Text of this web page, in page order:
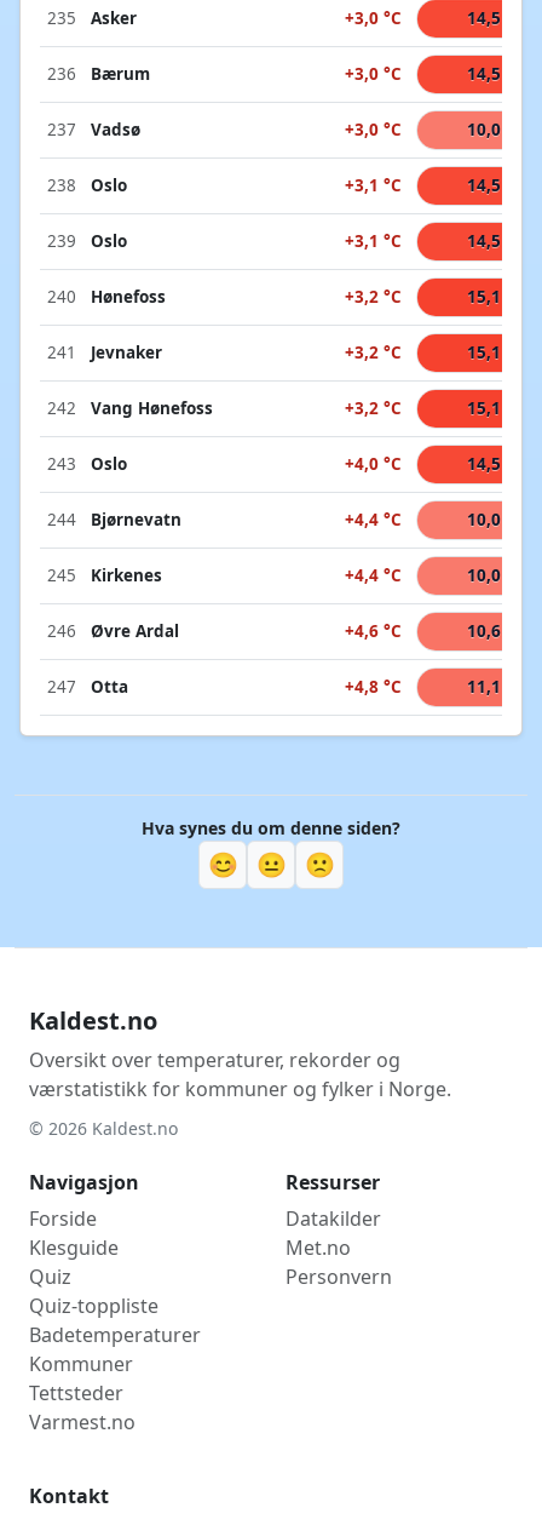
235 Asker +3,0 °C 14,5 °C
236 Bærum +3,0 °C 14,5 °C
237 Vadsø +3,0 °C 10,0 °C
238 Oslo +3,1 °C 14,5 °C
239 Oslo +3,1 °C 14,5 °C
240 Hønefoss +3,2 °C 15,1 °C
241 Jevnaker +3,2 °C 15,1 °C
242 Vang Hønefoss +3,2 °C 15,1 °C
243 Oslo +4,0 °C 14,5 °C
244 Bjørnevatn +4,4 °C 10,0 °C
245 Kirkenes +4,4 °C 10,0 °C
246 Øvre Ardal +4,6 °C 10,6 °C
247 Otta +4,8 °C 11,1 °C
Hva synes du om denne siden?
😊 😐 🙁
Kaldest.no
Oversikt over temperaturer, rekorder og
værstatistikk for kommuner og fylker i Norge.
© 2026 Kaldest.no
Navigasjon
Forside
Klesguide
Quiz
Quiz-toppliste
Badetemperaturer
Kommuner
Tettsteder
Varmest.no
Ressurser
Datakilder
Met.no
Personvern
Kontakt